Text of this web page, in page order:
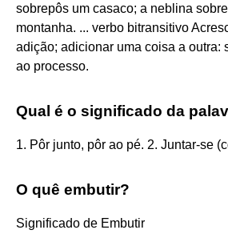
sobrepôs um casaco; a neblina
montanha. ... verbo bitransitivo
adição; adicionar uma coisa a outra:
ao processo.
Qual é o significado da
1. Pôr junto, pôr ao pé. 2. Juntar-se
O quê embutir?
Significado de Embutir